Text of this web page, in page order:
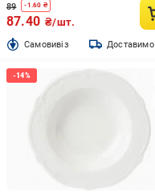
89 -1.60 ₴
87.40 ₴/шт.
Cамовивіз Доставимо